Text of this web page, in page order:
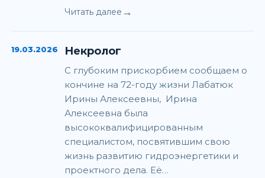
Читать далее →
19.03.2026 Некролог
С глубоким прискорбием сообщаем о
кончине на 72-году жизни Лабатюк
Ирины Алексеевны, Ирина
Алексеевна была
высококвалифицированным
специалистом, посвятившим свою
жизнь развитию гидроэнергетики и
проектного дела. Её…